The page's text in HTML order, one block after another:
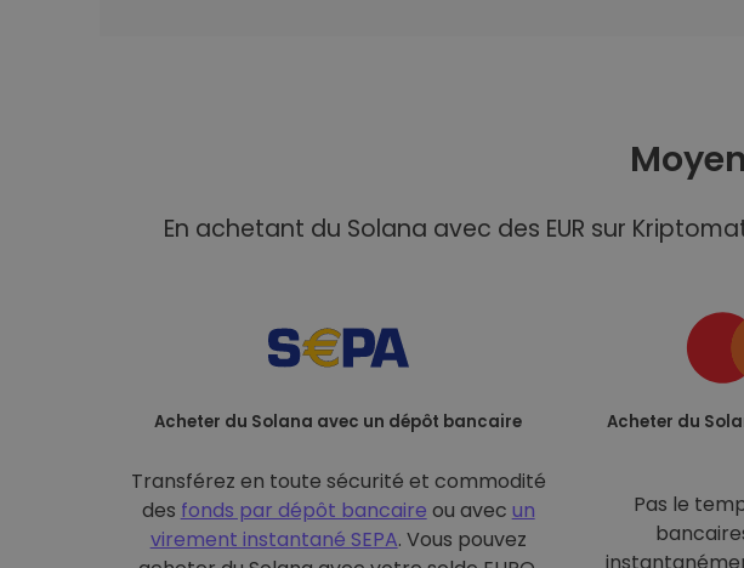
En achetant du Solana avec des EUR sur
Acheter du Solana avec un dépôt bancaire
Transférez en toute sécurité et commodité
des fonds par dépôt bancaire ou avec un
virement instantané SEPA. Vous pouvez
Acheter du
Pas le